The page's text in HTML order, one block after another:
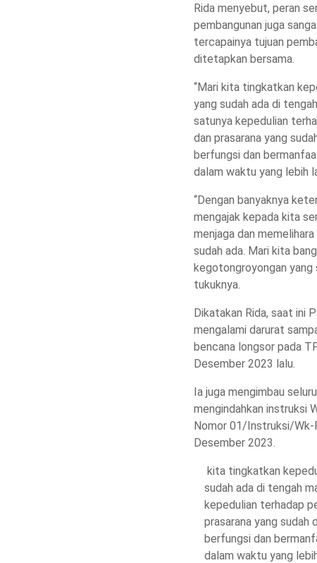
Rida menyebut, peran
pembangunan juga
tercapainya tujuan
ditetapkan bersama.
“Mari kita tingkatkan
yang sudah ada di
satunya kepedulian
dan prasarana yang
berfungsi dan
dalam waktu yang lebih
“Dengan banyaknya
mengajak kepada kita
menjaga dan
sudah ada. Mari kita
kegotongroyongan yang
tukuknya.
Dikatakan Rida, saat ini
mengalami darurat
bencana longsor pada
Desember 2023 lalu.
Ia juga mengimbau
mengindahkan instruksi
Nomor 01/Instruksi/
Desember 2023.
kita tingkatkan
sudah ada di tengah
kepedulian terhadap
prasarana yang sudah
berfungsi dan
dalam waktu yang